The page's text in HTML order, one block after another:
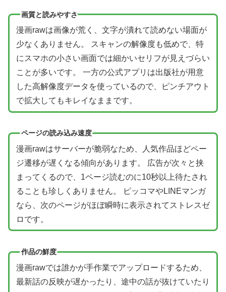
画質と読みやすさ
漫画rawは画像が荒く、文字が潰れて読めない場面が
少なくありません。 スキャンの解像度も低めで、特
にスマホの小さい画面では細かいセリフが見えづらい
ことが多いです。 一方の公式アプリは出版社が用意
した高解像度データを使っているので、ピンチアウト
で拡大してもキレイなままです。
ページの読み込み速度
漫画rawはサーバーが脆弱なため、人気作品ほどペー
ジ遷移が遅くなる傾向があります。 広告が次々と挟
まってくるので、1ページ読むのに10秒以上待たされ
ることも珍しくありません。 ピッコマやLINEマンガ
なら、次のページがほぼ瞬時に表示されてストレスゼ
ロです。
作品の鮮度
漫画rawでは誰かが手作業でアップロードするため、
最新話の反映が遅かったり、途中の話が抜けていたり